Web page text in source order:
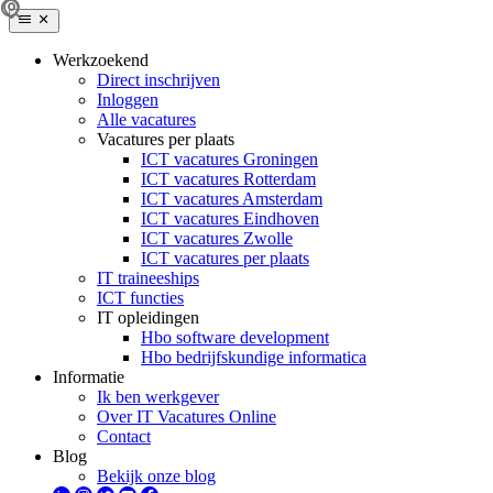
Werkzoekend
Direct inschrijven
Inloggen
Alle vacatures
Vacatures per plaats
ICT vacatures Groningen
ICT vacatures Rotterdam
ICT vacatures Amsterdam
ICT vacatures Eindhoven
ICT vacatures Zwolle
ICT vacatures per plaats
IT traineeships
ICT functies
IT opleidingen
Hbo software development
Hbo bedrijfskundige informatica
Informatie
Ik ben werkgever
Over IT Vacatures Online
Contact
Blog
Bekijk onze blog